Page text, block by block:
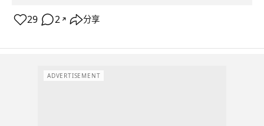
29 2 ↗ 分享
ADVERTISEMENT